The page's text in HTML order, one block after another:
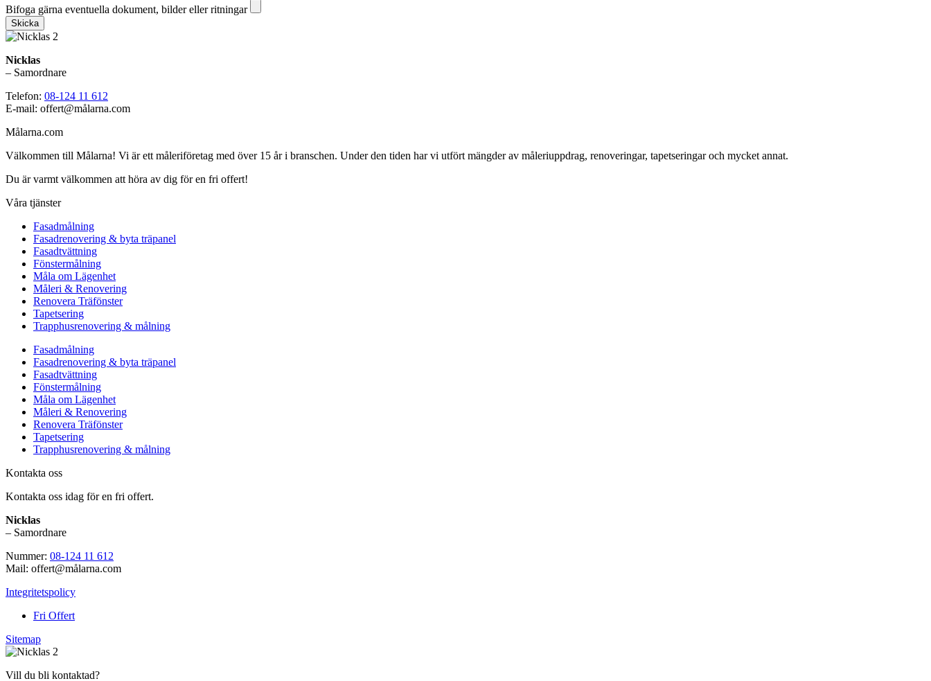
Bifoga gärna eventuella dokument, bilder eller ritningar
Skicka
Nicklas
– Samordnare
Telefon: 08-124 11 612
E-mail: offert@målarna.com
Målarna.com
Välkommen till Målarna! Vi är ett måleriföretag med över 15 år i branschen. Under den tiden har vi utfört mängder av måleriuppdrag, renoveringar, tapetseringar och mycket annat.
Du är varmt välkommen att höra av dig för en fri offert!
Våra tjänster
Fasadmålning
Fasadrenovering & byta träpanel
Fasadtvättning
Fönstermålning
Måla om Lägenhet
Måleri & Renovering
Renovera Träfönster
Tapetsering
Trapphusrenovering & målning
Fasadmålning
Fasadrenovering & byta träpanel
Fasadtvättning
Fönstermålning
Måla om Lägenhet
Måleri & Renovering
Renovera Träfönster
Tapetsering
Trapphusrenovering & målning
Kontakta oss
Kontakta oss idag för en fri offert.
Nicklas
– Samordnare
Nummer: 08-124 11 612
Mail: offert@målarna.com
Integritetspolicy
Fri Offert
Sitemap
Vill du bli kontaktad?